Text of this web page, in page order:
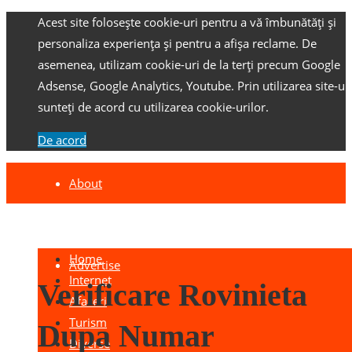
Acest site folosește cookie-uri pentru a vă îmbunătăți și
personaliza experiența și pentru a afișa reclame. De
asemenea, utilizam cookie-uri de la terți precum Google
Adsense, Google Analytics, Youtube. Prin utilizarea site-
sunteți de acord cu utilizarea cookie-urilor.
De acord
About
Advertise
Home
Internet
Afaceri
Turism
Diverse
Verificare Rovinieta
Dupa Numar